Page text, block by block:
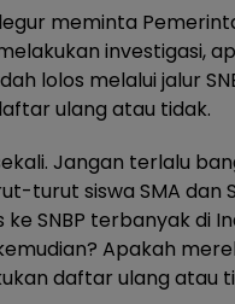
meminta
investigasi,
lolos melalui jalur
ulang atau tidak.
Jangan terlalu
turut siswa SMA dan
ke SNBP terbanyak di
Apakah
daftar ulang atau